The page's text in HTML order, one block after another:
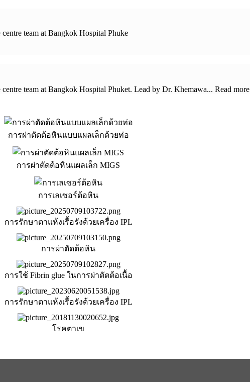
team at Bangkok Hospital Phuke
team at Bangkok Hospital Phuket. Lead by Dr. Khemawa... Read more
การผ่าตัดต้อหินแบบแผลเล็กด้วยท่อ
การผ่าตัดต้อหินแผลเล็ก MIGS
การเลเซอร์ต้อหิน
การรักษาตาแห้งเรื้อรังด้วยเครื่อง IPL
การผ่าตัดต้อหิน
การใช้ Fibrin glue ในการผ่าตัตต้อเนื้อ
การรักษาตาแห้งเรื้อรังด้วยเครื่อง IPL
โรคตาเข